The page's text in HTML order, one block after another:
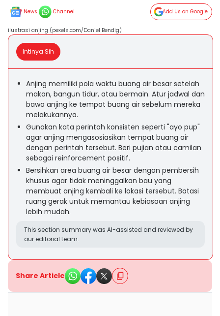
News Channel Add Us on Google
ilustrasi anjing (pexels.com/Daniel Bendig)
Intinya Sih
Anjing memiliki pola waktu buang air besar setelah
makan, bangun tidur, atau bermain. Atur jadwal dan
bawa anjing ke tempat buang air sebelum mereka
melakukannya.
Gunakan kata perintah konsisten seperti "ayo pup"
agar anjing mengasosiasikan tempat buang air
dengan perintah tersebut. Beri pujian atau camilan
sebagai reinforcement positif.
Bersihkan area buang air besar dengan pembersih
khusus agar tidak meninggalkan bau yang
membuat anjing kembali ke lokasi tersebut. Batasi
ruang gerak untuk memantau kebiasaan anjing
lebih mudah.
This section summary was AI-assisted and reviewed by
our editorial team.
Share Article